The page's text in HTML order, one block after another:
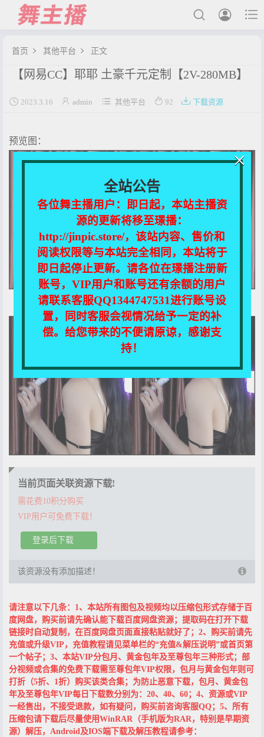



最新发布
国内主播
主播合集
用户中心
首页  其他平台  正文
【网易CC】耶耶 土豪千元定制【2V-280MB】
 2023.3.16  admin  其他平台  92  下载资源
预览图：
当前页面关联资源下载!
需花费10积分购买
VIP用户可免费下载！
登录后下载
该资源没有添加描述！
请注意以下几条：1、本站所有图包及视频均以压缩包形式存储于百
度网盘，购买前请先确认能下载百度网盘资源；提取码在打开下载
链接时自动复制，在百度网盘页面直接粘贴就好了；2、购买前请先
充值或升级VIP，充值教程请见菜单栏的“充值&解压说明”或首页第
一个帖子；3、本站VIP分包月、黄金包年及至尊包年三种形式；部
分视频或合集的免费下载需至尊包年VIP权限，包月与黄金包年则可
打折（5折、1折）购买该类合集；为防止恶意下载，包月、黄金包
年及至尊包年VIP每日下载数分别为：20、40、60；4、资源或VIP
一经售出，不接受退款，如有疑问，购买前咨询客服QQ；5、所有
压缩包请下载后尽量使用WinRAR（手机版为RAR，特别是早期资
源）解压，Android及IOS端下载及解压教程请参考：
全站公告
各位舞主播用户：即日起，本站主播资
源的更新将移至璟播：
http://jinpic.store/，该站内容、售价和
阅读权限等与本站完全相同，本站将于
即日起停止更新。请各位在璟播注册新
账号，VIP用户和账号还有余额的用户
请联系客服QQ1344747531进行账号设
置，同时客服会视情况给予一定的补
偿。给您带来的不便请原谅，感谢支
持！
×